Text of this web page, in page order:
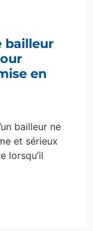
bailleur
en
bailleur ne
et sérieux
lorsqu’il